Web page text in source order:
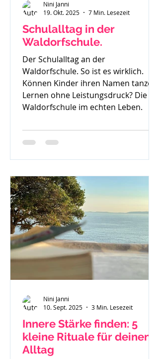
Schulalltag in der
Waldorfschule.
Der Schulalltag an der
Waldorfschule. So ist es wirklich.
Können Kinder ihren Namen tanzen?
Lernen ohne Leistungsdruck? Die
Waldorfschule im echten Leben.
Nini Janni
19. Okt. 2025
7 Min. Lesezeit
Innere Stärke finden: 5
kleine Rituale für deinen
Alltag
Nini Janni
10. Sept. 2025
3 Min. Lesezeit